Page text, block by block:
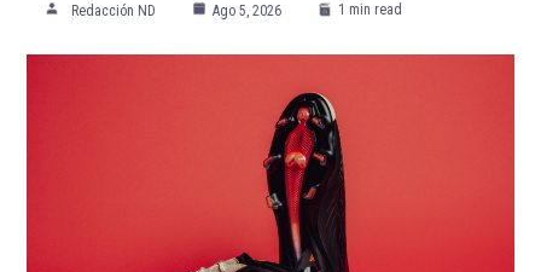
Redacción ND Ago 5, 2026 1 min read